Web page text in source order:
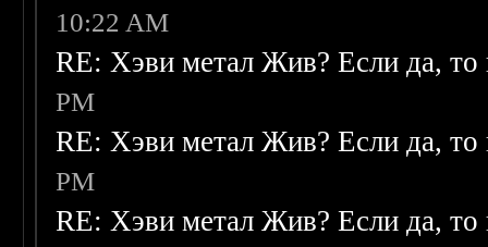
10:22 AM
RE: Хэви метал Жив? Если да, то
PM
RE: Хэви метал Жив? Если да, то
PM
RE: Хэви метал Жив? Если да, то